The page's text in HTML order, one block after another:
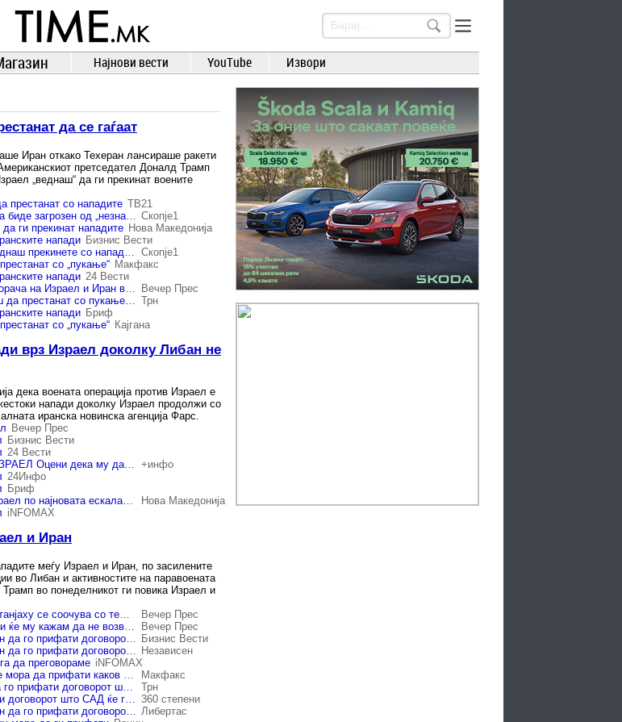
TIME.mk
ВЕСТИ
NEWSНајнови вести YouTube Извори
да се гаѓаат
Иран откако Техеран лансираше ракети
претседател Доналд Трамп
„веднаш“ да ги прекинат воените
престанат со нападите ТВ21
Трамп: Мирот е на дофат, но не смее да биде загрозен од „незнаење или глупост“ Скопје1
ги прекинат нападите Нова Македонија
напади Бизнис Вести
Трамп со порака до Иран и Израел: „Веднаш прекинете со нападите“ Скопје1
со „пукање“ Макфакс
напади 24 Вести
Закана од нова ескалација: Трамп им порача на Израел и Иран веднаш да престанат со нападите
Вечер Прес
Трамп ги повика Иран и Израел „веднаш да престанат со пукањето“ Трн
напади Бриф
со „пукање“ Кајгана
врз Израел доколку Либан не
дека воената операција против Израел е
напади доколку Израел продолжи со
иранска новинска агенција Фарс.
Вечер Прес
Бизнис Вести
24 Вести
ИРАН ГИ ПРЕКИНА НАПАДИТЕ ВРЗ ИЗРАЕЛ Оцени дека му дал доволно „болен одговор“ за нападите врз Либан +инфо
24Инфо
Бриф
Иран објави прекин на нападите врз Израел по најновата ескалација
Нова Македонија
iNFOMAX
и Иран
меѓу Израел и Иран, по засилените
во Либан и активностите на паравоената
во понеделникот ги повика Израел и
Трамп му ги врзува рацете на Биби: Нетанјаху се соочува со тежок, речиси невозможен избор
Вечер Прес
Трамп: Веднаш ќе му се јавам на Биби и ќе му кажам да не возвраќа на Иран, не сакам договорот да пропадне
Вечер Прес
Трамп: Нетанјаху нема друг избор освен да го прифати договорот со Иран Бизнис Вести
Трамп: Нетанјаху нема друг избор освен да го прифати договорот со Иран Независен
да преговораме iNFOMAX
Трамп: Нетанјаху нема да има избор, ќе мора да прифати каков било договор со Иран
Макфакс
Трамп до Нетанјаху: Израел ќе мора да го прифати договорот што САД ќе го постигнат со Иран
Трн
Трамп: Нетанјаху ќе мора да го прифати договорот што САД ќе го постигнат со Иран 360 степени
Трамп: Нетанјаху нема друг избор освен да го прифати договорот со Иран Либертас